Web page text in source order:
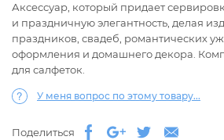
Аксессуар, который придает
и праздничную элегантность, делая
праздников, свадеб, романтических
оформления и домашнего декора.
для салфеток.
У меня вопрос по этому товару...
Поделиться